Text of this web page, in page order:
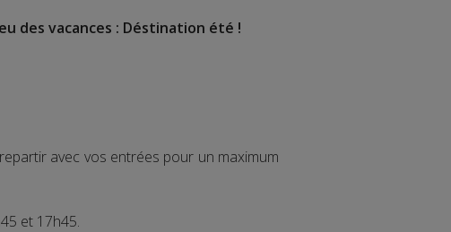
des vacances : Déstination été !
avec vos entrées pour un maximum
et 17h45.